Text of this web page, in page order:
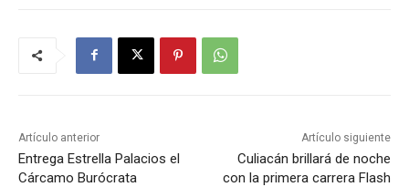
Artículo anterior
Entrega Estrella Palacios el
Cárcamo Burócrata
Artículo siguiente
Culiacán brillará de noche
con la primera carrera Flash